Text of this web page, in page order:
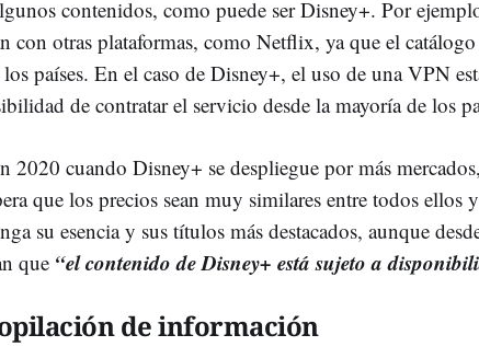
contenidos, como puede ser Disney+. Por
con otras plataformas, como Netflix, ya que el
los países. En el caso de Disney+, el uso de una VPN
de contratar el servicio desde la mayoría de los
2020 cuando Disney+ se despliegue por más
que los precios sean muy similares entre todos ellos
su esencia y sus títulos más destacados, aunque
que “el contenido de Disney+ está sujeto a
de información